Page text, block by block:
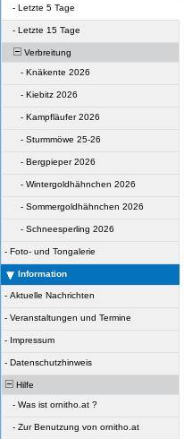
- Letzte 5 Tage
- Letzte 15 Tage
Verbreitung
- Knäkente 2026
- Kiebitz 2026
- Kampfläufer 2026
- Sturmmöwe 25-26
- Bergpieper 2026
- Wintergoldhähnchen 2026
- Sommergoldhähnchen 2026
- Schneesperling 2026
- Foto- und Tongalerie
Information
- Aktuelle Nachrichten
- Veranstaltungen und Termine
- Impressum
- Datenschutzhinweis
Hilfe
- Was ist ornitho.at ?
- Zur Benutzung von ornitho.at